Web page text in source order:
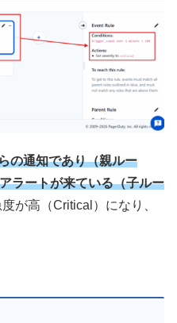
の通知であり（親ルー
ラートが来ている（子ルー
が高（Critical）になり、